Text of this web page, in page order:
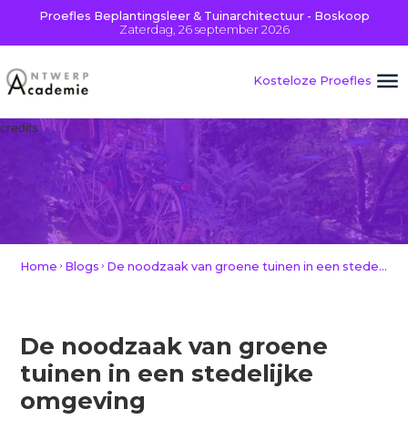
Proefles Beplantingsleer & Tuinarchitectuur - Boskoop
Zaterdag, 26 september 2026
Kosteloze Proefles
credits
Home Blogs De noodzaak van groene tuinen in een stedelijke omgeving
De noodzaak van groene
tuinen in een stedelijke
omgeving